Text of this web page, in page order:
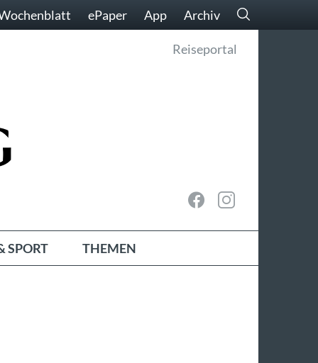
ePaper App Archiv
Reiseportal
SPORT THEMEN